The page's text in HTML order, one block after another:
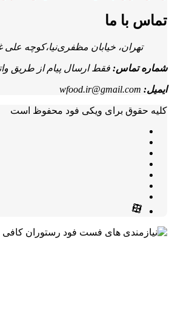
تماس با ما
تهران، خیابان مظفری‌نیا،کوچه علی
شماره تماس: فقط ارسال پیام از طریق واتساپ
ایمیل: wfood.ir@gmail.com
کلیه حقوق برای ویکی فود محفوظ است